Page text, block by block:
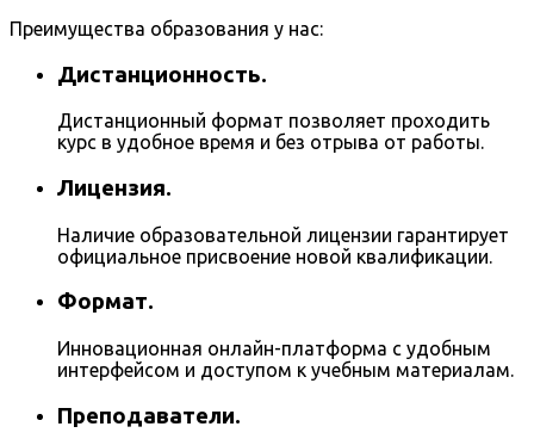
Преимущества образования у нас:
Дистанционность.
Дистанционный формат позволяет проходить
курс в удобное время и без отрыва от работы.
Лицензия.
Наличие образовательной лицензии гарантирует
официальное присвоение новой квалификации.
Формат.
Инновационная онлайн-платформа с удобным
интерфейсом и доступом к учебным материалам.
Преподаватели.